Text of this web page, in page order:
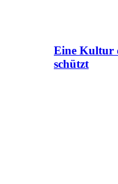
Eine Kultur
schützt